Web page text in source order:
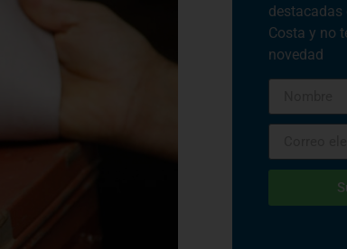
destacadas
Costa y no
novedad